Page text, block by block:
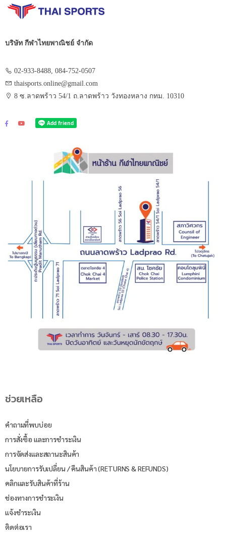
บริษัท กีฬาไทยพาณิชย์ จำกัด
02-933-8488, 084-752-0507
thaisports.online@gmail.com
8 ซ.ลาดพร้าว 54/1 ถ.ลาดพร้าว วังทองหลาง กทม. 10310
ช่วยเหลือ
คำถามที่พบบ่อย
การสั่งซื้อ และการชำระเงิน
การจัดส่งและสถานะสินค้า
นโยบายการรับเปลี่ยน / คืนสินค้า (RETURNS & REFUNDS)
คลิกและรับสินค้าที่ร้าน
ช่องทางการชำระเงิน
แจ้งชำระเงิน
ติดต่อเรา